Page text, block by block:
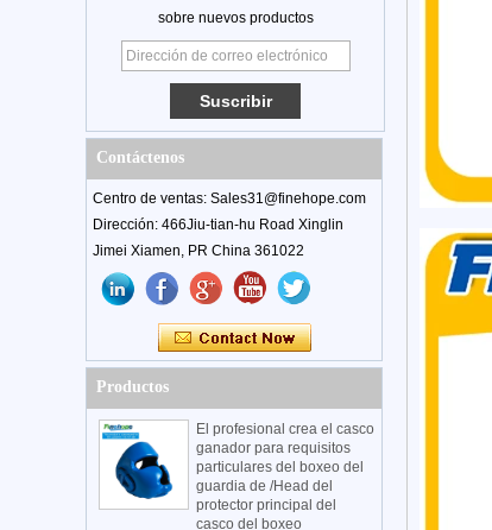
sobre nuevos productos
Contáctenos
Centro de ventas: Sales31@finehope.com
Dirección: 466Jiu-tian-hu Road Xinglin
Jimei Xiamen, PR China 361022
Productos
El profesional crea el casco
ganador para requisitos
particulares del boxeo del
guardia de /Head del
protector principal del
casco del boxeo